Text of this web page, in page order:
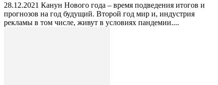
28.12.2021 Канун Нового года – время подведения итогов и
прогнозов на год будущий. Второй год мир и, индустрия
рекламы в том числе, живут в условиях пандемии....